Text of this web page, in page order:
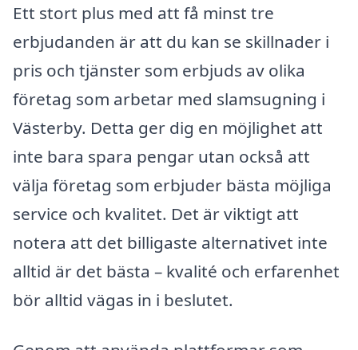
Ett stort plus med att få minst tre
erbjudanden är att du kan se skillnader i
pris och tjänster som erbjuds av olika
företag som arbetar med slamsugning i
Västerby. Detta ger dig en möjlighet att
inte bara spara pengar utan också att
välja företag som erbjuder bästa möjliga
service och kvalitet. Det är viktigt att
notera att det billigaste alternativet inte
alltid är det bästa – kvalité och erfarenhet
bör alltid vägas in i beslutet.